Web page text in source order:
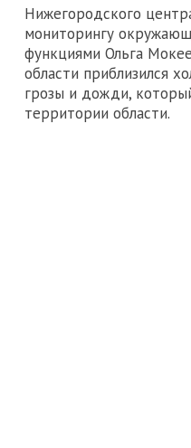
Нижегородского
мониторингу
функциями Ольга
области приблизился
грозы и дожди,
территории области.